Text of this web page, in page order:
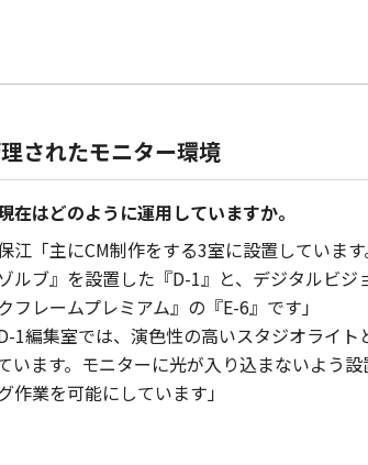
されたモニター環境
在はどのように運用していますか。
江「主にCM制作をする3室に設置していま
ルブ』を設置した『D-1』と、デジタルビ
フレームプレミアム』の『E-6』です」
D-1編集室では、演色性の高いスタジオライ
います。モニターに光が入り込まないよう
作業を可能にしています」